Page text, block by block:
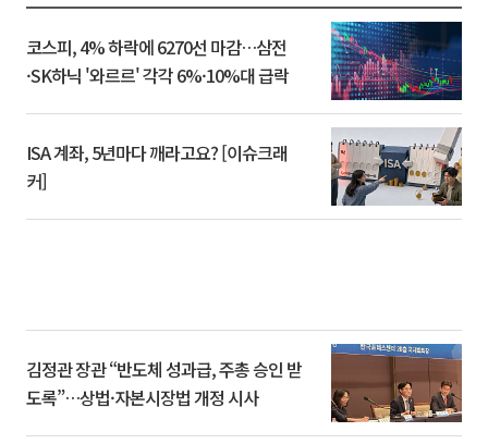
코스피, 4% 하락에 6270선 마감…삼전
·SK하닉 '와르르' 각각 6%·10%대 급락
ISA 계좌, 5년마다 깨라고요? [이슈크래
커]
김정관 장관 “반도체 성과급, 주총 승인 받
도록”…상법·자본시장법 개정 시사